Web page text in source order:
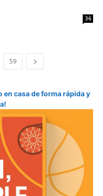
36
59
casa de forma rápida y